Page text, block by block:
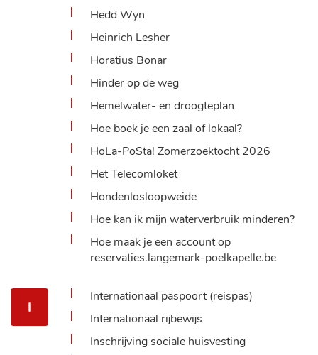
Hedd Wyn
Heinrich Lesher
Horatius Bonar
Hinder op de weg
Hemelwater- en droogteplan
Hoe boek je een zaal of lokaal?
HoLa-PoSta! Zomerzoektocht 2026
Het Telecomloket
Hondenlosloopweide
Hoe kan ik mijn waterverbruik minderen?
Hoe maak je een account op
reservaties.langemark-poelkapelle.be
I
Internationaal paspoort (reispas)
Internationaal rijbewijs
Inschrijving sociale huisvesting